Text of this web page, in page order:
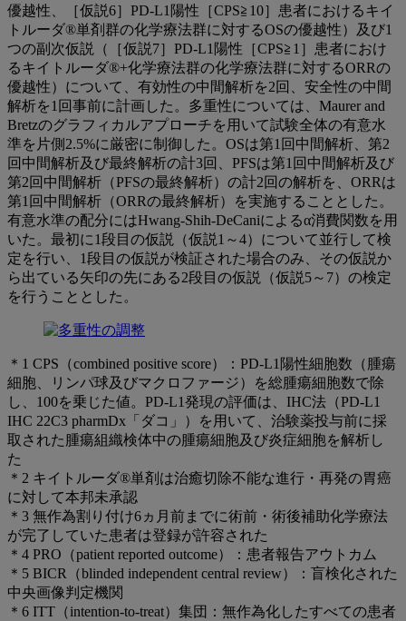
優越性、［仮説6］PD-L1陽性［CPS≧10］患者におけるキイ
トルーダ®単剤群の化学療法群に対するOSの優越性）及び1
つの副次仮説（［仮説7］PD-L1陽性［CPS≧1］患者におけ
るキイトルーダ®+化学療法群の化学療法群に対するORRの
優越性）について、有効性の中間解析を2回、安全性の中間
解析を1回事前に計画した。多重性については、Maurer and
Bretzのグラフィカルアプローチを用いて試験全体の有意水
準を片側2.5%に厳密に制御した。OSは第1回中間解析、第2
回中間解析及び最終解析の計3回、PFSは第1回中間解析及び
第2回中間解析（PFSの最終解析）の計2回の解析を、ORRは
第1回中間解析（ORRの最終解析）を実施することとした。
有意水準の配分にはHwang-Shih-DeCaniによるα消費関数を用
いた。最初に1段目の仮説（仮説1～4）について並行して検
定を行い、1段目の仮説が検証された場合のみ、その仮説か
ら出ている矢印の先にある2段目の仮説（仮説5～7）の検定
を行うこととした。
＊1 CPS（combined positive score）：PD-L1陽性細胞数（腫瘍
細胞、リンパ球及びマクロファージ）を総腫瘍細胞数で除
し、100を乗じた値。PD-L1発現の評価は、IHC法（PD-L1
IHC 22C3 pharmDx「ダコ」）を用いて、治験薬投与前に採
取された腫瘍組織検体中の腫瘍細胞及び炎症細胞を解析し
た
＊2 キイトルーダ®単剤は治癒切除不能な進行・再発の胃癌
に対して本邦未承認
＊3 無作為割り付け6ヵ月前までに術前・術後補助化学療法
が完了していた患者は登録が許容された
＊4 PRO（patient reported outcome）：患者報告アウトカム
＊5 BICR（blinded independent central review）：盲検化された
中央画像判定機関
＊6 ITT（intention-to-treat）集団：無作為化したすべての患者